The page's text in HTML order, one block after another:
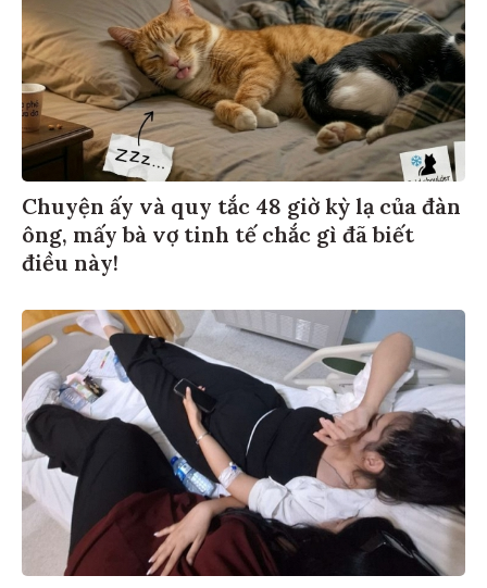
Chuyện ấy và quy tắc 48 giờ kỳ lạ của đàn
ông, mấy bà vợ tinh tế chắc gì đã biết
điều này!